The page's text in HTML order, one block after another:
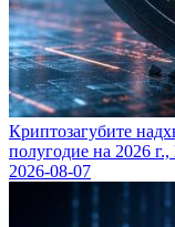
Криптозагубите
полугодие на 2026 г.,
2026-08-07